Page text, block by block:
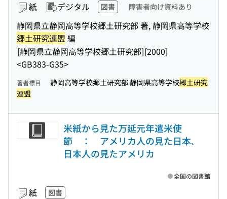
紙 デジタル 図書 障害者向け資料あり
静岡県立静岡高等学校郷土研究部 著, 静岡県高等学校
郷土研究連盟 編
[静岡県立静岡高等学校郷土研究部][2000]
<GB383-G35>
著者標目 静岡高等学校郷土研究部 静岡県高等学校郷土研究
連盟
米紙から見た万延元年遣米使
節 ： アメリカ人の見た日本､
日本人の見たアメリカ
紙 図書
全国の図書館